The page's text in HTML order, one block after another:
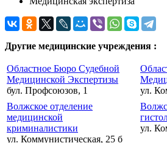
Другие медицинские учреждения :
Областное Бюро Судебной
Медицинской Экспертизы
бул. Профсоюзов, 1
ул.
Волжское отделение
медицинской
криминалистики
ул. Коммунистическая, 25 б
ул.